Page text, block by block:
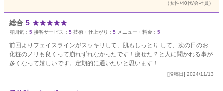
（女性/40代/会社員）
総合 5 ★★★★★
雰囲気： 5 接客サービス： 5 技術・仕上がり： 5 メニュー・料金： 5
前回よりフェイスラインがスッキリして、肌もしっとり して、次の日のお
化粧のノリも良くって崩れずれなかったです！痩せた？と人に聞かれる事が
多くなって嬉しいです。定期的に通いたいと思います！
[投稿日] 2024/11/13